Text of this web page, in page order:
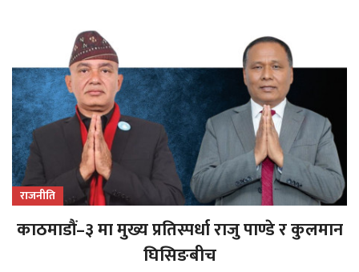
राजनीति
काठमाडौं–३ मा मुख्य प्रतिस्पर्धा राजु पाण्डे र कुलमान
घिसिङबीच